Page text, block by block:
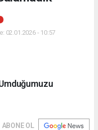
02.01.2026 - 10:57
ABONE OL